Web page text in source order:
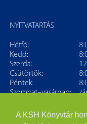
A KSH Könyvtár
NYITVATARTÁS
Hétfő:
Kedd:
Szerda:
Csütörtök:
Péntek:
Szombat–vasárnap: